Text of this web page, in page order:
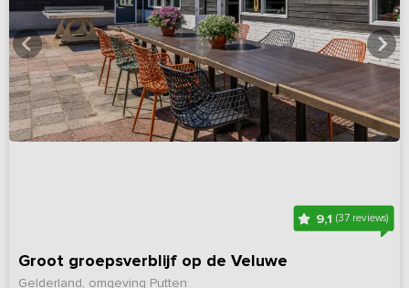
9,1(37 reviews)
Groot groepsverblijf op de Veluwe
Gelderland, omgeving Putten